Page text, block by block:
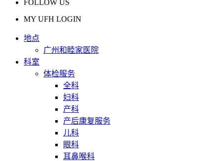
FOLLOW US
MY UFH LOGIN
地点
广州和睦家医院
科室
体检服务
全科
妇科
产科
产后康复服务
儿科
眼科
耳鼻喉科